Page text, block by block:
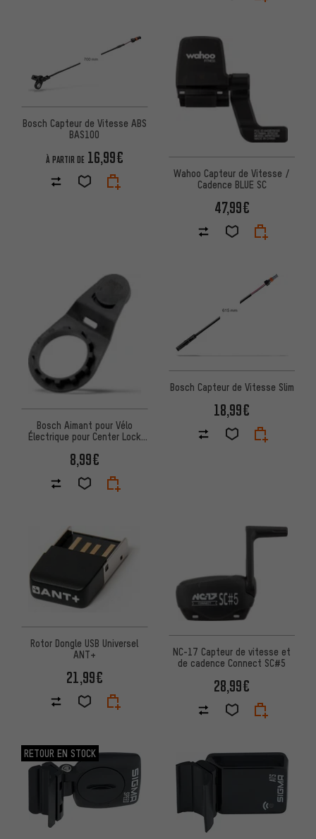
Bosch Capteur de Vitesse ABS
BAS100
À PARTIR DE 16,99€
Wahoo Capteur de Vitesse /
Cadence BLUE SC
47,99€
Bosch Aimant pour Vélo
Électrique pour Center Lock
8,99€
Bosch Capteur de Vitesse Slim
18,99€
Rotor Dongle USB Universel
ANT+
21,99€
NC-17 Capteur de vitesse et
de cadence Connect SC#5
28,99€
RETOUR EN STOCK